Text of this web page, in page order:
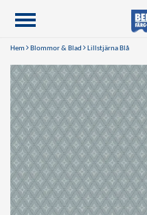
Hem Blommor & Blad Lillstjärna Blå